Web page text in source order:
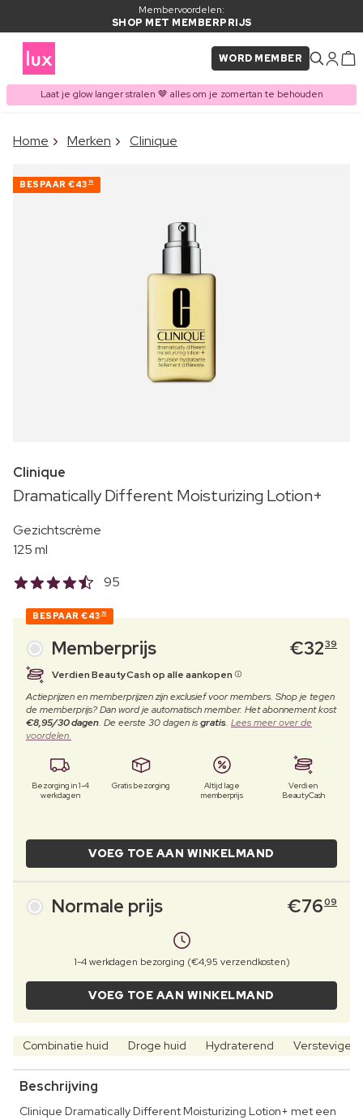
Membervoordelen:
SHOP MET MEMBERPRIJS
WORD MEMBER
Laat je glow langer stralen 🤎 alles om je zomertan te behouden
ITEM TOEGEVOEGD AAN
Vaak samen gekocht met
Home Merken Clinique
BESPAAR €43 70
Clinique
Dramatically Different Moisturizing Lotion+
Gezichtscrème
125 ml
95
BESPAAR €43 70
Memberprijs €3239
Verdien BeautyCash op alle aankopen
Actieprijzen en memberprijzen zijn exclusief voor members. Shop je tegen
de memberprijs? Dan word je automatisch member. Het abonnement kost
€8,95/30 dagen. De eerste 30 dagen isgratis. Lees meer over de
voordelen.
Bezorging in 1-4
werkdagen
Gratis bezorging
Altijd lage
memberprijs
Verdien
BeautyCash
VOEG TOE AAN WINKELMAND
Normale prijs €7609
1-4 werkdagen bezorging (€4,95 verzendkosten)
VOEG TOE AAN WINKELMAND
Combinatie huid Droge huid Hydraterend
Beschrijving
Clinique Dramatically Different Moisturizing Lotion+ met een